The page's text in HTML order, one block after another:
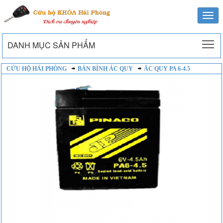
DANH MỤC SẢN PHẨM
CỨU HỘ HẢI PHÒNG BÁN BÌNH ÁC QUY ẮC QUY PA 6-4.5